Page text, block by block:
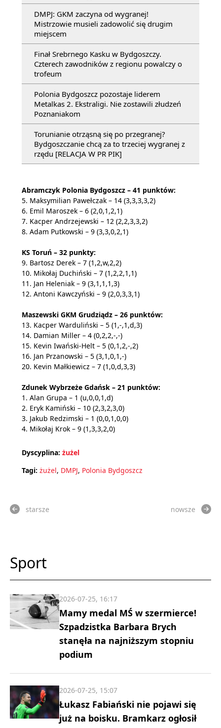
DMPJ: GKM zaczyna od wygranej!
Mistrzowie musieli zadowolić się drugim
miejscem
Finał Srebrnego Kasku w Bydgoszczy.
Czterech zawodników z regionu powalczy o
trofeum
Polonia Bydgoszcz pozostaje liderem
Metalkas 2. Ekstraligi. Nie zostawili złudzeń
Poznaniakom
Torunianie otrząsną się po przegranej?
Bydgoszczanie chcą za to trzeciej wygranej z
rzędu [RELACJA W PR PIK]
Abramczyk Polonia Bydgoszcz – 41 punktów:
5. Maksymilian Pawełczak – 14 (3,3,3,3,2)
6. Emil Maroszek – 6 (2,0,1,2,1)
7. Kacper Andrzejewski – 12 (2,2,3,3,2)
8. Adam Putkowski – 9 (3,3,0,2,1)
KS Toruń – 32 punkty:
9. Bartosz Derek – 7 (1,2,w,2,2)
10. Mikołaj Duchiński – 7 (1,2,2,1,1)
11. Jan Heleniak – 9 (3,1,1,1,3)
12. Antoni Kawczyński – 9 (2,0,3,3,1)
Maszewski GKM Grudziądz – 26 punktów:
13. Kacper Warduliński – 5 (1,-,1,d,3)
14. Damian Miller – 4 (0,2,2,-,-)
15. Kevin Iwański-Helt – 5 (0,1,2,-,2)
16. Jan Przanowski – 5 (3,1,0,1,-)
20. Kevin Małkiewicz – 7 (1,0,d,3,3)
Zdunek Wybrzeże Gdańsk – 21 punktów:
1. Alan Grupa – 1 (u,0,0,1,d)
2. Eryk Kamiński – 10 (2,3,2,3,0)
3. Jakub Redzimski – 1 (0,0,1,0,0)
4. Mikołaj Krok – 9 (1,3,3,2,0)
Dyscyplina: żużel
Tagi: żużel, DMPJ, Polonia Bydgoszcz
starsze nowsze
Sport
Mamy medal MŚ w szermierce!
Szpadzistka Barbara Brych
stanęła na najniższym stopniu
podium
2026-07-25, 16:17
Łukasz Fabiański nie pojawi się
już na boisku. Bramkarz ogłosił
2026-07-25, 15:07